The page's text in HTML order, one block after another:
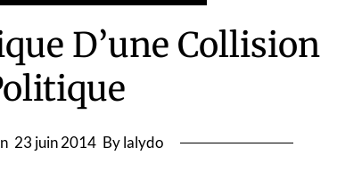
D’une Collision
23 juin 2014 By lalydo